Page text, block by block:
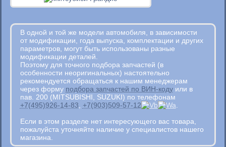
В одной и той же модели автомобиля, в зависимости
от модификации, года выпуска, комплектации и других
параметров, могут быть использованы разные
модификации деталей.
Поэтому для точного подбора запчастей (в
особенности неоригинальных) настоятельно
рекомендуется обращаться к нашим менеджерам
через форму подбора запчастей по ВИН-кодуили в
пав. 200 (MITSUBISHI, SUZUKI) по телефонам
+7(495)926-14-83, +7(903)509-57-12
.
Если в этом разделе нет интересующего вас товара,
пожалуйста уточняйте наличие у специалистов нашего
магазина.